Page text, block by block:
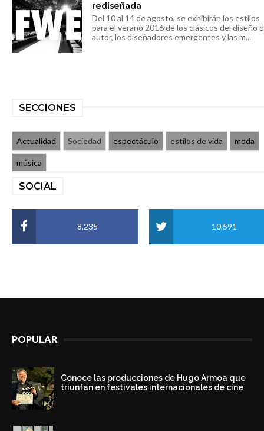
rediseñada
Del 10 al 14 de agosto, se exhibirán los estilos
para el verano 2016 de los clásicos del diseño
autor, los diseñadores emergentes y las m...
SECCIONES
Actualidad Sociedad espectáculo estilos de vida moda
música
SOCIAL
8,235 10,591
POPULAR
Conoce las producciones de Hugo Armoa que
triunfan en festivales internacionales de cine